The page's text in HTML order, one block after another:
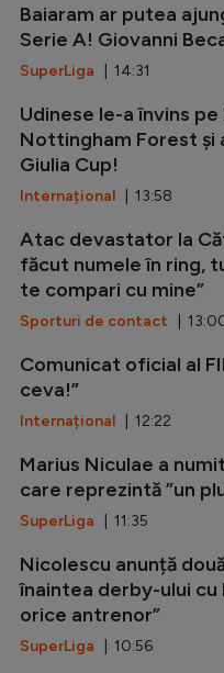
Baiaram ar putea
Serie A! Giovanni
SuperLiga | 14:31
Udinese le-a învins
Nottingham Forest și
Giulia Cup!
Internațional | 13:58
Atac devastator la
făcut numele în ring,
te compari cu mine”
Sporturi de contact |
Comunicat oficial al
ceva!”
Internațional | 12:22
Marius Niculae a
care reprezintă ”un
SuperLiga | 11:35
Nicolescu anunță
înaintea derby-ului cu
orice antrenor”
SuperLiga | 10:56